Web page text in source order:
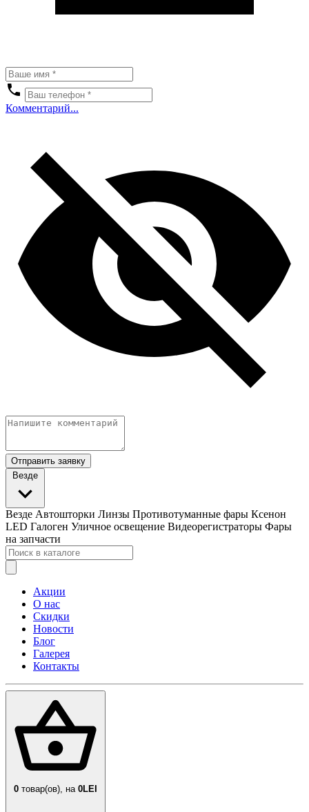
Комментарий...
Отправить заявку
Везде
Везде Автошторки Линзы Противотуманные фары Ксенон
LED Галоген Уличное освещение Видеорегистраторы Фары
на запчасти
Акции
О нас
Скидки
Новости
Блог
Галерея
Контакты
0 товар(ов), на 0LEI